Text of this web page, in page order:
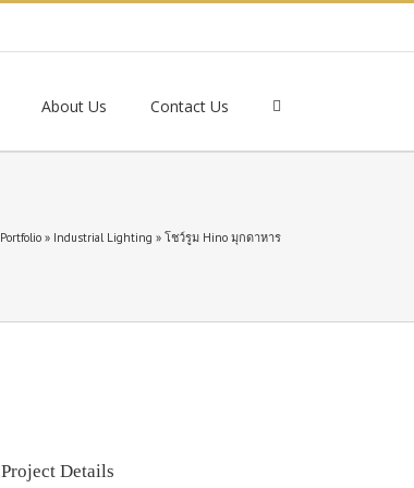
About Us Contact Us
Portfolio » Industrial Lighting » โชว์รูม Hino มุกดาหาร
Project Details